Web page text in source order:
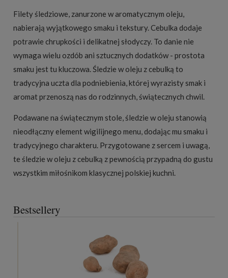
Filety śledziowe, zanurzone w aromatycznym oleju,
nabierają wyjątkowego smaku i tekstury. Cebulka dodaje
potrawie chrupkości i delikatnej słodyczy. To danie nie
wymaga wielu ozdób ani sztucznych dodatków - prostota
smaku jest tu kluczowa. Śledzie w oleju z cebulką to
tradycyjna uczta dla podniebienia, której wyrazisty smak i
aromat przenoszą nas do rodzinnych, świątecznych chwil.
Podawane na świątecznym stole, śledzie w oleju stanowią
nieodłączny element wigilijnego menu, dodając mu smaku i
tradycyjnego charakteru. Przygotowane z sercem i uwagą,
te śledzie w oleju z cebulką z pewnością przypadną do gustu
wszystkim miłośnikom klasycznej polskiej kuchni.
Bestsellery